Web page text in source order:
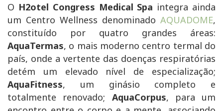
O H2otel Congress Medical Spa integra ainda
um Centro Wellness denominado AQUADOME,
constituído por quatro grandes áreas:
AquaTermas, o mais moderno centro termal do
país, onde a vertente das doenças respiratórias
detém um elevado nível de especialização;
AquaFitness, um ginásio completo e
totalmente renovado; AquaCorpus, para um